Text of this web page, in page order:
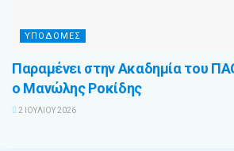
ΥΠΟΔΟΜΈΣ
Παραμένει στην Ακαδημία του
ο Μανώλης Ροκίδης
2 ΙΟΥΛΊΟΥ 2026